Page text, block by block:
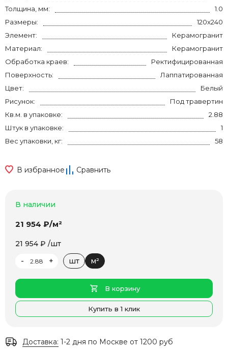
Толщина, мм:
1.0
Размеры:
120x240
Элемент:
Керамогранит
Материал:
Керамогранит
Обработка краев:
Ректифицированная
Поверхность:
Лаппатированная
Цвет:
Белый
Рисунок:
Под травертин
Кв.м. в упаковке:
2.88
Штук в упаковке:
1
Вес упаковки, кг:
58
В избранное Сравнить
В наличии
21 954 ₽/м²
21 954 ₽ /шт
-
+ шт м²
В корзину
Купить в 1 клик
Доставка: 1-2 дня по Москве от 1200 руб